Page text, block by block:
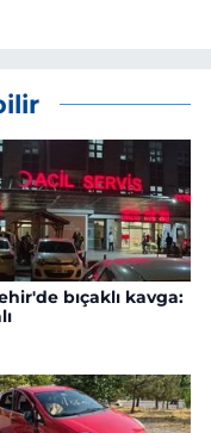
bıçaklı kavga: